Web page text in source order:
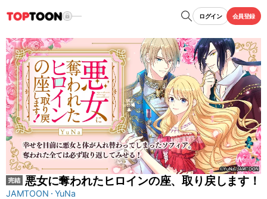
ログイン 会員登録
悪女に奪われたヒロインの座、取り戻します！
JAMTOON
YuNa